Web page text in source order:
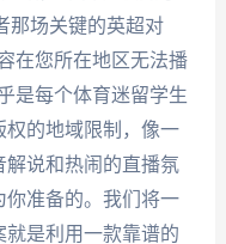
那场关键的英超对
在您所在地区无法播
是每个体育迷留学生
的地域限制，像一
说和热闹的直播氛
你准备的。我们将一
是利用一款靠谱的